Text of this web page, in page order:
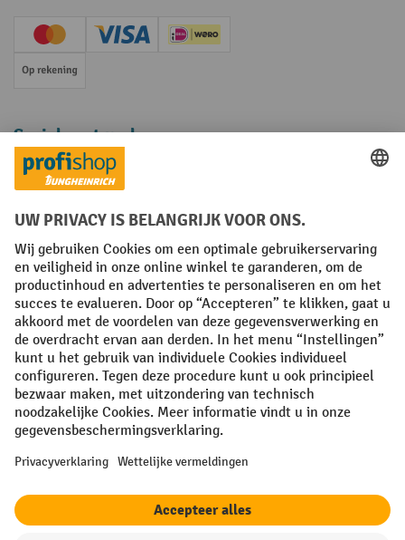
Creditcard (Master)Creditcard (Visa)iDEAL | Wero
Op rekening
Sociale netwerken
Facebook
YouTube
LinkedInInstagram
Algemene leveringsvoorwaarden Copyright
Privacyverklaring Privacy Instellingen
All prices excl. VAT plusshipping costs and possible delivery charges,
if not stated otherwise.
¹ De korting is geldig zolang de voorraad strekt. De korting is niet van
toepassing op speciale prijzen. Een combinatie met andere
procentuele kortingen of vouchers is niet mogelijk. | ² De korting
nieuwsbrief. De voucher is 10 dagen geldig en kan online worden
korting varieert per productcategorie en is maximaal 10%. Elektrische
pallettrucks, elektrische stapelaars, elektrische heftrucks en